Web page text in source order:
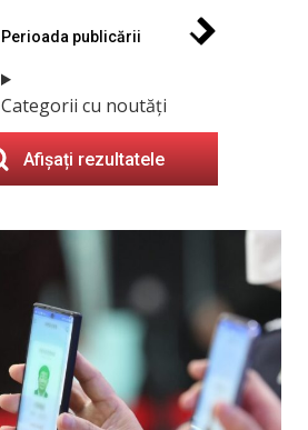
Perioada publicării
Categorii cu noutăți
Afișați rezultatele